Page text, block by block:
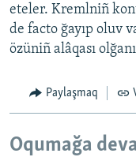
eteler. Kremlniñ
de facto ğayıp oluv
özüniñ alâqası
Paylaşmaq
Oqumağa